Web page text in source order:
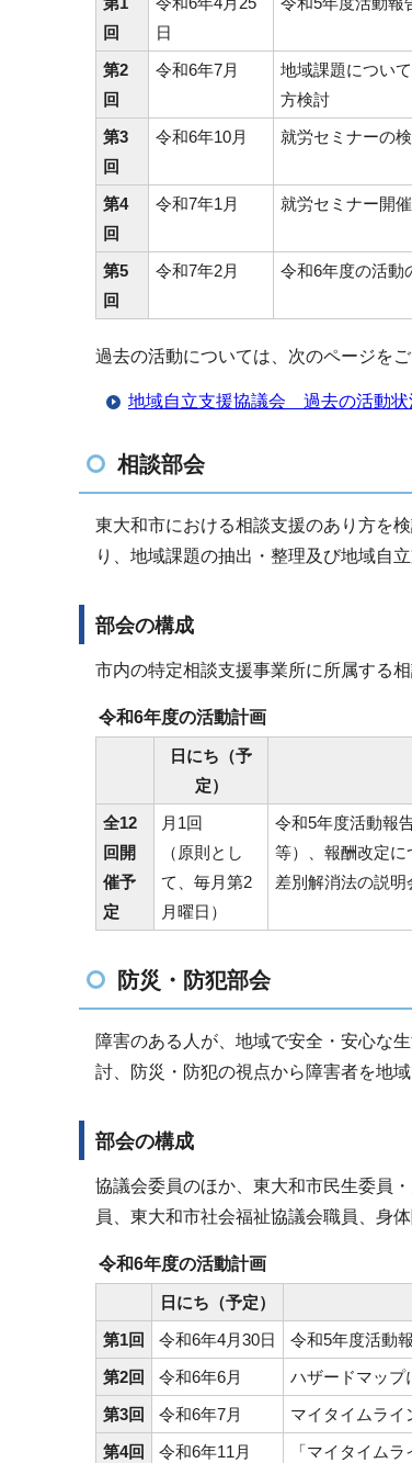
回
日
第2
回
令和6年7月
地域課題につい
方検討
第3
回
令和6年10月 就労セミナーの
第4
回
令和7年1月 就労セミナー開催
第5
回
令和7年2月 令和6年度の活動
過去の活動については、次のページをご
地域自立支援協議会 過去の活動状
相談部会
東大和市における相談支援のあり方を
り、地域課題の抽出・整理及び地域自
部会の構成
市内の特定相談支援事業所に所属する
令和6年度の活動計画
日にち（予
定）
全12
回開
催予
定
月1回
（原則とし
て、毎月第2
月曜日）
令和5年度活動報
等）、報酬改定
差別解消法の説明
防災・防犯部会
障害のある人が、地域で安全・安心な
討、防災・防犯の視点から障害者を地
部会の構成
協議会委員のほか、東大和市民生委員
員、東大和市社会福祉協議会職員、身
令和6年度の活動計画
日にち（予定）
第1回
令和6年4月30日
令和5年度活動
第2回
令和6年6月
ハザードマップ
第3回
令和6年7月
マイタイムライ
第4回
令和6年11月 「マイタイム